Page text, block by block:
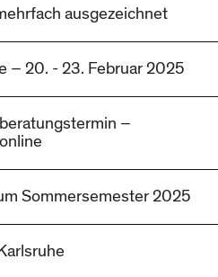
ausgezeichnet
– 20. - 23. Februar 2025
–
Sommersemester 2025